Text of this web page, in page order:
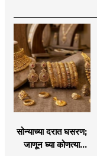
सोन्याच्या दरात घसरण;
जाणून घ्या कोणत्या